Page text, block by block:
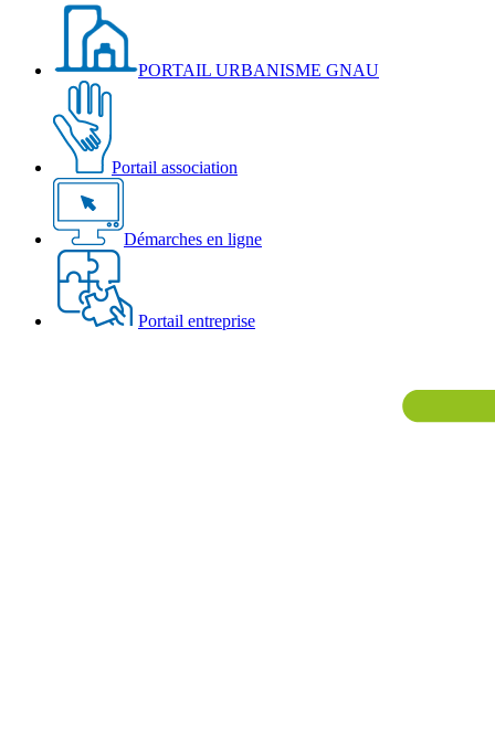
PORTAIL URBANISME GNAU
Portail association
Démarches en ligne
Portail entreprise